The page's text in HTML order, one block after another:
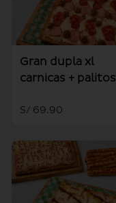
Gran dupla xl
carnicas + palitos
S/ 69.90